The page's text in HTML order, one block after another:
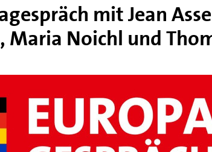
mit Jean
Maria Noichl und